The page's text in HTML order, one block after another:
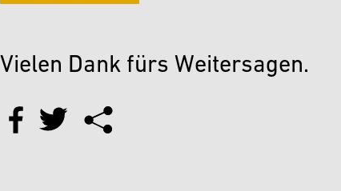
Vielen Dank fürs Weitersagen.